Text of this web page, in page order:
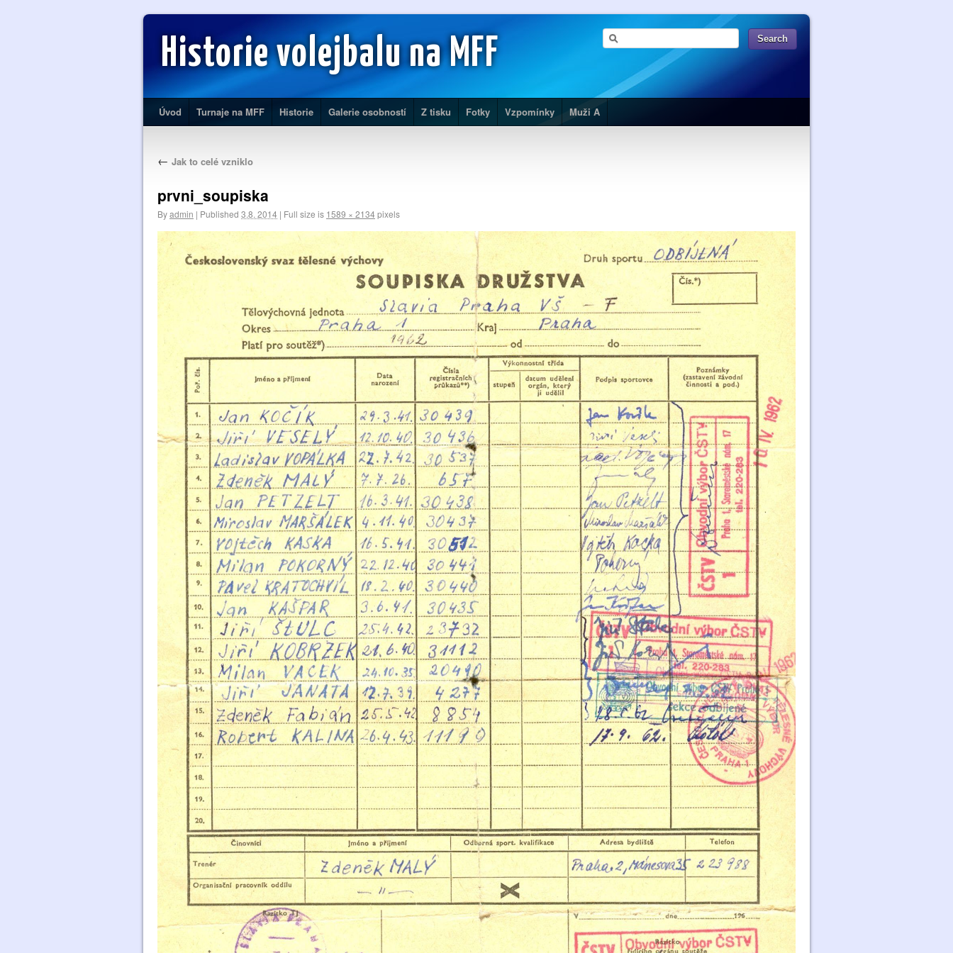
Historie volejbalu na MFF
Úvod Turnaje na MFF Historie Galerie osobností Z tisku Fotky Vzpomínky Muži A
← Jak to celé vzniklo
prvni_soupiska
Byadmin | Published 3.8. 2014 | Full size is 1589 × 2134pixels